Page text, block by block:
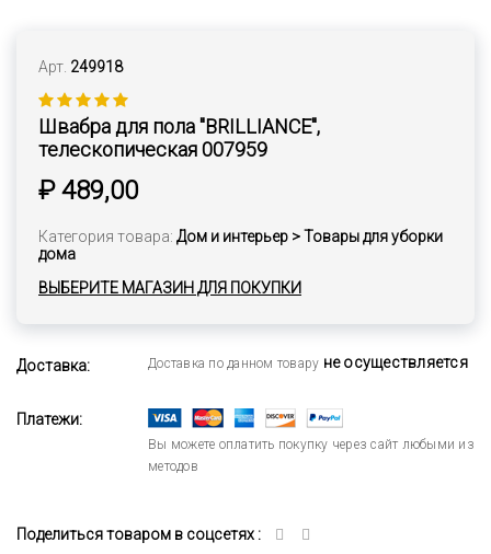
Арт. 249918
Швабра для пола "BRILLIANCE",
телескопическая 007959
₽ 489,00
Категория товара: Дом и интерьер > Товары для уборки
дома
ВЫБЕРИТЕ МАГАЗИН ДЛЯ ПОКУПКИ
Доставка: Доставка по данном товару не осуществляется
Платежи:
Вы можете оплатить покупку через сайт любыми из
методов
Поделиться товаром в соцсетях :